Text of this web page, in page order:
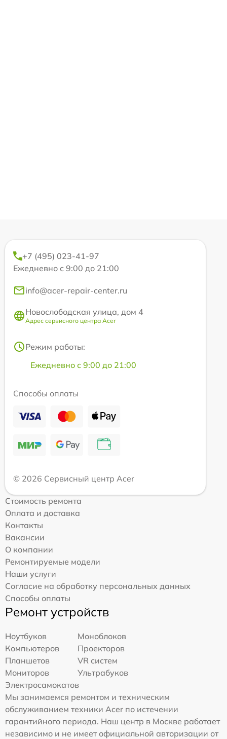
+7 (495) 023-41-97
Ежедневно с 9:00 до 21:00
info@acer-repair-center.ru
Новослободская улица, дом 4
Адрес сервисного центра Acer
Режим работы:
Ежедневно с 9:00 до 21:00
Способы оплаты
© 2026 Сервисный центр Acer
Стоимость ремонта
Оплата и доставка
Контакты
Вакансии
О компании
Ремонтируемые модели
Наши услуги
Согласие на обработку персональных данных
Способы оплаты
Ремонт устройств
Ноутбуков
Моноблоков
Компьютеров
Проекторов
Планшетов
VR систем
Мониторов
Ультрабуков
Электросамокатов
Мы занимаемся ремонтом и техническим
обслуживанием техники Acer по истечении
гарантийного периода. Наш центр в Москве работает
независимо и не имеет официальной авторизации от